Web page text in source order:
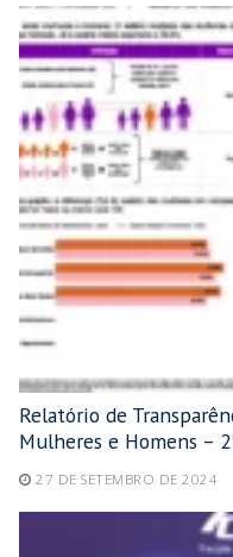
Relatório de
Mulheres e Homens –
27 DE SETEMBRO DE 2024